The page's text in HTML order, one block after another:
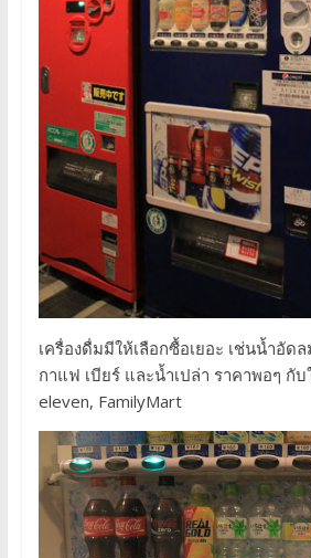
เครื่องดื่มมีให้เลือกซื้อเยอะ เช่นน้ำอัด
กาแฟ เบียร์ และน้ำเปล่า ราคาพอๆ กั
eleven, FamilyMart